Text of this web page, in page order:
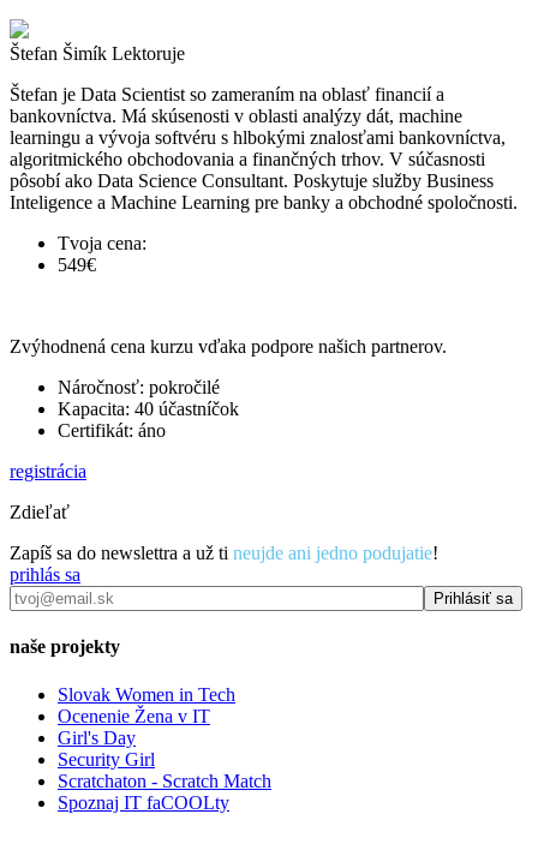
Štefan Šimík Lektoruje
Štefan je Data Scientist so zameraním na oblasť financií a
bankovníctva. Má skúsenosti v oblasti analýzy dát, machine
learningu a vývoja softvéru s hlbokými znalosťami bankovníctva,
algoritmického obchodovania a finančných trhov. V súčasnosti
pôsobí ako Data Science Consultant. Poskytuje služby Business
Inteligence a Machine Learning pre banky a obchodné spoločnosti.
Tvoja cena:
549€
Zvýhodnená cena kurzu vďaka podpore našich partnerov.
Náročnosť: pokročilé
Kapacita: 40 účastníčok
Certifikát: áno
registrácia
Zdieľať
Zapíš sa do newslettra a už ti neujde ani jedno podujatie!
prihlás sa
naše projekty
Slovak Women in Tech
Ocenenie Žena v IT
Girl's Day
Security Girl
Scratchaton - Scratch Match
Spoznaj IT faCOOLty